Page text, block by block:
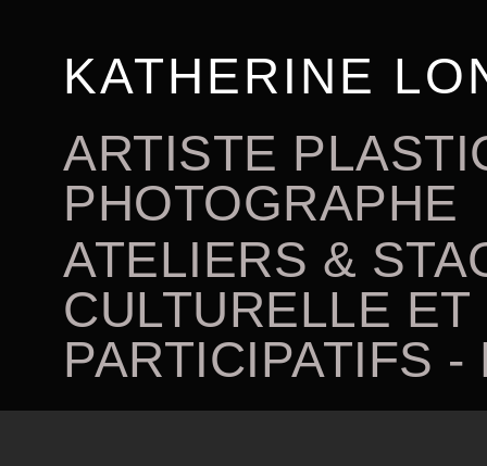
KATHERINE
ARTISTE
PHOTOGRAPHE
ATELIERS &
CULTURELLE
PARTICIPATIFS